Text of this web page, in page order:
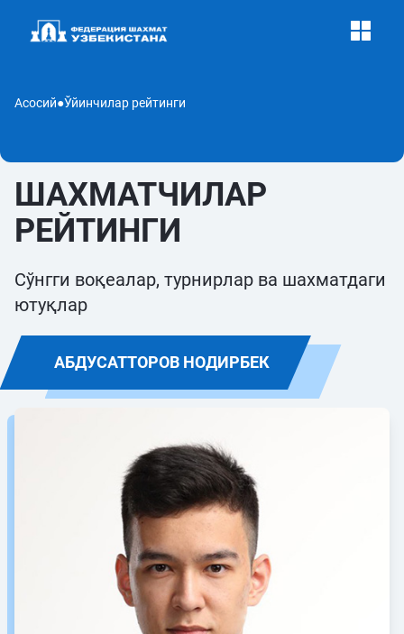
Асосий●Ўйинчилар рейтинги
ШАХМАТЧИЛАР
РЕЙТИНГИ
Сўнгги воқеалар, турнирлар ва шахматдаги
ютуқлар
АБДУСАТТОРОВ НОДИРБЕК